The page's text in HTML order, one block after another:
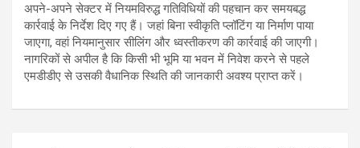
अपने-अपने सेक्टर में नियमविरुद्ध गतिविधियों की पहचान कर समयबद्ध
कार्रवाई के निर्देश दिए गए हैं। जहां बिना स्वीकृति प्लॉटिंग या निर्माण पाया
जाएगा, वहां नियमानुसार सीलिंग और ध्वस्तीकरण की कार्रवाई की जाएगी।
नागरिकों से अपील है कि किसी भी भूमि या भवन में निवेश करने से पहले
एमडीडीए से उसकी वैधानिक स्थिति की जानकारी अवश्य प्राप्त करें।